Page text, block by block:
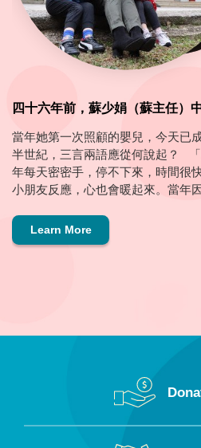
四十六年前，蘇少娟（蘇主任）
當年她第一次照顧的嬰兒，今天已
半世紀，三言兩語應從何說起？
年每天密密手，停不下來，時間很
小朋友反應，心也會暖起來。當年
Learn More